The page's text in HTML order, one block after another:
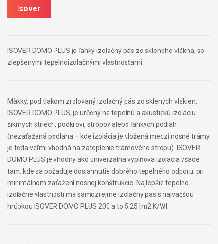
Isover
ISOVER DOMO PLUS je ľahký izolačný pás zo skleného vlákna, so
zlepšenými tepelnoizolačnými vlastnosťami.
Mäkký, pod tlakom zrolovaný izolačný pás zo sklených vlákien,
ISOVER DOMO PLUS, je určený na tepelnú a akustickú izoláciu
šikmých striech, podkroví, stropov alebo ľahkých podláh
(nezaťažená podlaha – kde izolácia je vložená medzi nosné trámy,
je teda veľmi vhodná na zateplenie trámového stropu). ISOVER
DOMO PLUS je vhodný ako univerzálna výplňová izolácia všade
tam, kde sa požaduje dosiahnutie dobrého tepelného odporu, pri
minimálnom zaťažení nosnej konštrukcie. Najlepšie tepelno -
izolačné vlastnosti má samozrejme izolačný pás s najväčšou
hrúbkou ISOVER DOMO PLUS 200 a to 5.25 [m2.K/W].